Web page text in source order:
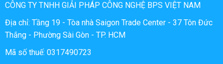
CÔNG TY TNHH GIẢI PHÁP CÔNG NGHỆ BPS VIỆT NAM
Địa chỉ: Tầng 19 - Tòa nhà Saigon Trade Center - 37 Tôn Đức
Thắng - Phường Sài Gòn - TP. HCM
Mã số thuế: 0317490723